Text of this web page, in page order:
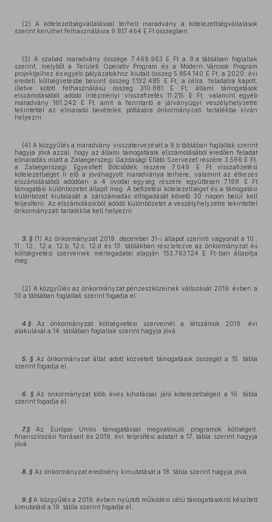
(2) A kötelezettségvállalással terhelt maradvány a kötelezettségvállalások
szerint kerülhet felhasználásra 9.817.464 E Ft összegben.
(3) A szabad maradvány összege 7.469.963 E Ft a 9.a táblában foglaltak
szerint, melyből a Területi Operatív Program és a Modern Városok Program
projektjeihez és egyéb pályázatokhoz kiutalt összeg 5.854.140 E Ft, a 2020. évi
eredeti költségvetésbe bevont összeg 1.132.485 E Ft, a célra, feladatra kapott,
illetve kötött felhasználású összeg 310.881 E Ft, állami támogatások
elszámolásából adódó intézményi visszafizetés 11.215 E Ft, valamint egyéb
maradvány 161.242 E Ft, amit a fenntartó a járványügyi veszélyhelyzetre
tekintettel az elmaradó bevételek pótlására önkormányzati tartalékba kíván
helyezni.
(4) A közgyűlés a maradvány visszatervezését a 9.b táblában foglaltak szerint
hagyja jóvá azzal, hogy az állami támogatások elszámolásából eredően feladat
elmaradás miatt a Zalaegerszegi Gazdasági Ellátó Szervezet részére 3.566 E Ft,
a Zalaegerszegi Egyesített Bölcsődék részére 7.649 E Ft visszafizetési
kötelezettséget ír elő a jóváhagyott maradványa terhére, valamint az étkezés
elszámolásából adódóan a 4 óvodai egység részére együttesen 7.188 E Ft
támogatási különbözetet állapít meg. A befizetési kötelezettséget és a támogatási
különbözet kiutalását a zárszámadás elfogadását követő 30 napon belül kell
teljesíteni. Az elszámolásokból adódó különbözetet a veszélyhelyzetre tekintettel
önkormányzati tartalékba kell helyezni.
3. § (1) Az önkormányzat 2019. december 31-i állapot szerinti vagyonát a 10.,
11., 12., 12.a, 12.b, 12.c, 12.d és 13. táblákban részletezve az önkormányzat és
költségvetési szerveinek mérlegadatai alapján 153.763.124 E Ft-ban állapítja
meg.
(2) A közgyűlés az önkormányzat pénzeszközeinek változását 2019. évben a
10.a táblában foglaltak szerint fogadja el.
4.§ Az önkormányzat költségvetési szerveinél a létszámok 2019. évi
alakulását a 14. táblában foglaltak szerint hagyja jóvá.
5. § Az önkormányzat által adott közvetett támogatások összegét a 15. tábla
szerint fogadja el.
6. §Az önkormányzat több éves kihatással járó kötelezettségeit a 16. tábla
szerint fogadja el.
7.§Az Európai Uniós támogatással megvalósuló programok költségeit,
finanszírozási forrásait és 2019. évi teljesítési adatait a 17. tábla szerint hagyja
jóvá.
8. § Az önkormányzat eredmény kimutatását a 18. tábla szerint hagyja jóvá.
9. §A közgyűlés a 2019. évben nyújtott működési célú támogatásokról készített
kimutatást a 19. tábla szerint fogadja el.